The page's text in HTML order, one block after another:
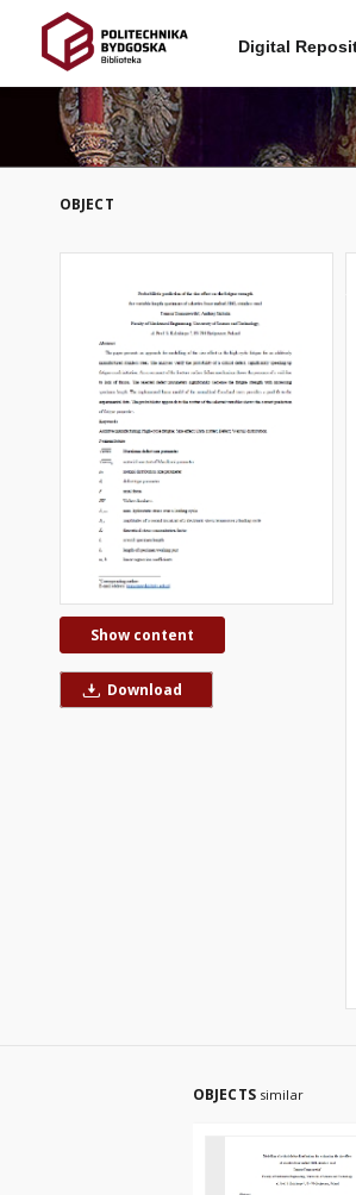
Digital
OBJECT
Show content
Download
OBJECTS similar